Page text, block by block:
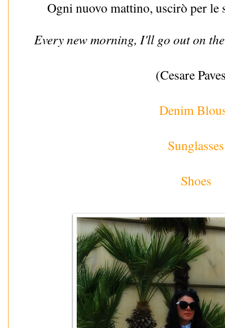
Ogni nuovo mattino, uscirò per le
Every new morning, I'll go out on
(Cesare
Denim
Sunglasses
Shoes